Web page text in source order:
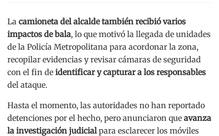
La camioneta del alcalde también recibió varios
impactos de bala, lo que motivó la llegada de unidades
de la Policía Metropolitana para acordonar la zona,
recopilar evidencias y revisar cámaras de seguridad
con el fin de identificar y capturar a los responsables
del ataque.
Hasta el momento, las autoridades no han reportado
detenciones por el hecho, pero anunciaron que avanza
la investigación judicialpara esclarecer los móviles